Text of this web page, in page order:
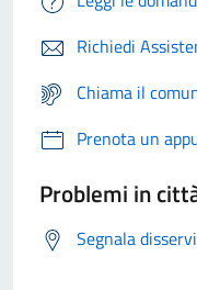
Richiedi
Chiama il
Prenota un
Problemi in
Segnala